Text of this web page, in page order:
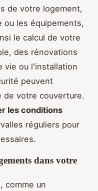
de votre logement,
ou les équipements,
le calcul de votre
des rénovations
vie ou l'installation
peuvent
de votre couverture.
les conditions
réguliers pour
dans votre
comme un